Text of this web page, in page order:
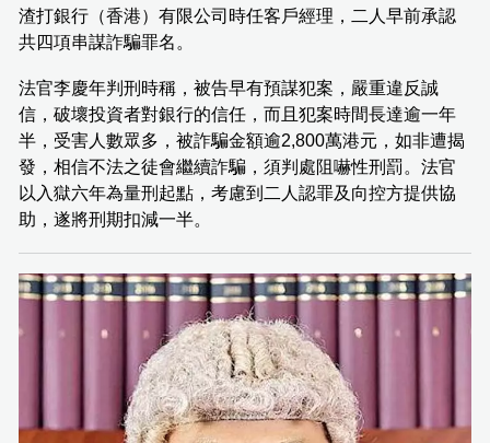
渣打銀行（香港）有限公司時任客戶經理，二人早前承認
共四項串謀詐騙罪名。
法官李慶年判刑時稱，被告早有預謀犯案，嚴重違反誠
信，破壞投資者對銀行的信任，而且犯案時間長達逾一年
半，受害人數眾多，被詐騙金額逾2,800萬港元，如非遭揭
發，相信不法之徒會繼續詐騙，須判處阻嚇性刑罰。法官
以入獄六年為量刑起點，考慮到二人認罪及向控方提供協
助，遂將刑期扣減一半。